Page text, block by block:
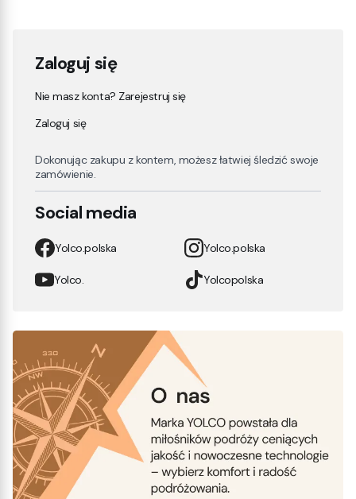
Zaloguj się
Nie masz konta? Zarejestruj się
Zaloguj się
Dokonując zakupu z kontem, możesz łatwiej śledzić swoje
zamówienie.
Social media
Yolco.polska Yolco.polska
Yolco. Yolcopolska